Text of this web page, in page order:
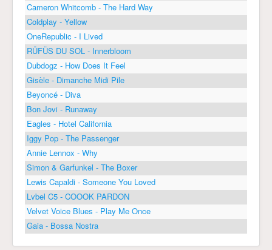
Cameron Whitcomb - The Hard Way
Coldplay - Yellow
OneRepublic - I Lived
RÜFÜS DU SOL - Innerbloom
Dubdogz - How Does It Feel
Gisèle - Dimanche Midi Pile
Beyoncé - Diva
Bon Jovi - Runaway
Eagles - Hotel California
Iggy Pop - The Passenger
Annie Lennox - Why
Simon & Garfunkel - The Boxer
Lewis Capaldi - Someone You Loved
Lvbel C5 - COOOK PARDON
Velvet Voice Blues - Play Me Once
Gaia - Bossa Nostra